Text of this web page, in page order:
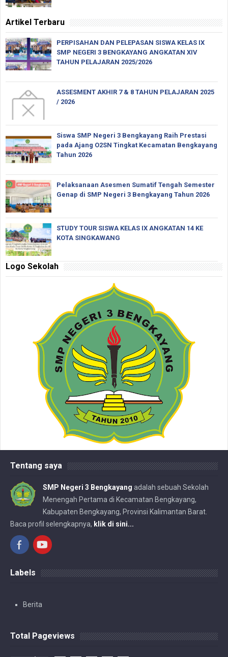
Artikel Terbaru
PERPISAHAN DAN PELEPASAN SISWA KELAS IX
SMP NEGERI 3 BENGKAYANG ANGKATAN XIV
TAHUN PELAJARAN 2025/2026
ASSESMENT AKHIR 7 & 8 TAHUN PELAJARAN 2025
/ 2026
Siswa SMP Negeri 3 Bengkayang Raih Prestasi
pada Ajang O2SN Tingkat Kecamatan Bengkayang
Tahun 2026
Pelaksanaan Asesmen Sumatif Tengah Semester
Genap di SMP Negeri 3 Bengkayang Tahun 2026
STUDY TOUR SISWA KELAS IX ANGKATAN 14 KE
KOTA SINGKAWANG
Logo Sekolah
Tentang saya
SMP Negeri 3 Bengkayang adalah sebuah Sekolah
Menengah Pertama di Kecamatan Bengkayang,
Kabupaten Bengkayang, Provinsi Kalimantan Barat.
Baca profil selengkapnya, klik di sini...
Labels
Berita
Total Pageviews